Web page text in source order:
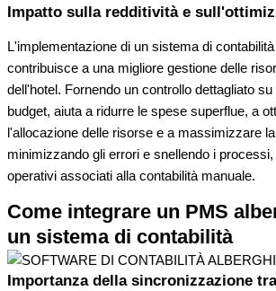
Impatto sulla redditività e
L'implementazione di un sistema di
contribuisce a una migliore gestione delle
dell'hotel. Fornendo un controllo dettagliato
budget, aiuta a ridurre le spese superflue, a
l'allocazione delle risorse e a massimizzare
minimizzando gli errori e snellendo i
operativi associati alla contabilità manuale.
Come integrare un PMS
un sistema di contabilità
Importanza della sincronizzazione